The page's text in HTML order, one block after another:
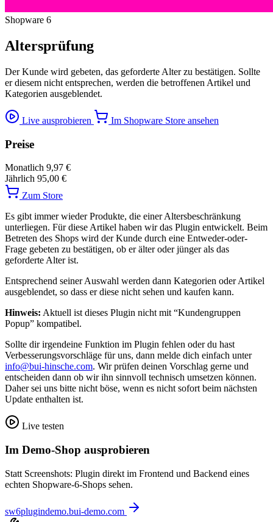
Shopware 6
Altersprüfung
Der Kunde wird gebeten, das geforderte Alter zu bestätigen. Sollte
er diesem nicht entsprechen, werden die betroffenen Artikel und
Kategorien ausgeblendet.
Live ausprobieren Im Shopware Store ansehen
Preise
Monatlich 9,97 €
Jährlich 95,00 €
Zum Store
Es gibt immer wieder Produkte, die einer Altersbeschränkung
unterliegen. Für diese Artikel haben wir das Plugin entwickelt. Beim
Betreten des Shops wird der Kunde durch eine Entweder-oder-
Frage gebeten zu bestätigen, ob er älter oder jünger als das
geforderte Alter ist.
Entsprechend seiner Auswahl werden dann Kategorien oder Artikel
ausgeblendet, so dass er diese nicht sehen und kaufen kann.
Hinweis: Aktuell ist dieses Plugin nicht mit “Kundengruppen
Popup” kompatibel.
Sollte dir irgendeine Funktion im Plugin fehlen oder du hast
Verbesserungsvorschläge für uns, dann melde dich einfach unter
info@bui-hinsche.com. Wir prüfen deinen Vorschlag gerne und
entscheiden dann ob wir ihn sinnvoll technisch umsetzen können.
Daher sei uns bitte nicht böse, wenn es nicht sofort beim nächsten
Update enthalten ist.
Live testen
Im Demo-Shop ausprobieren
Statt Screenshots: Plugin direkt im Frontend und Backend eines
echten Shopware-6-Shops sehen.
sw6plugindemo.bui-demo.com